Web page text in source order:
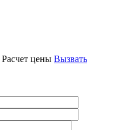
Расчет цены Вызвать